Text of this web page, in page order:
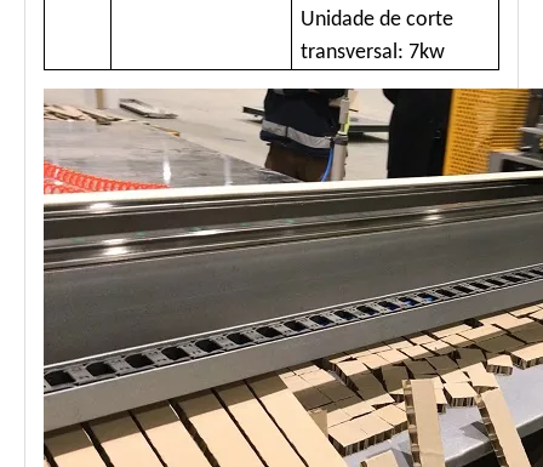
Unidade de corte
transversal: 7kw